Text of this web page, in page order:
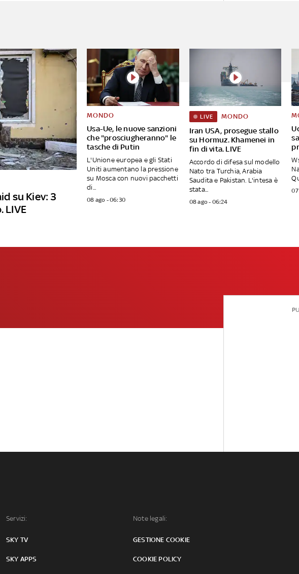
su Kiev: 3
LIVE
Usa-Ue, le nuove sanzioni
che "prosciugheranno" le
tasche di Putin
MONDO
L'Unione europea e gli Stati
Uniti aumentano la pressione
su Mosca con nuovi pacchetti
di...
08 ago - 06:30
Iran USA, prosegue stallo
su Hormuz. Khamenei in
fin di vita. LIVE
LIVE MONDO
Accordo di difesa sul modello
Nato tra Turchia, Arabia
Saudita e Pakistan. L'intesa è
stata...
08 ago - 06:24
07
Servizi:
SKY TV
SKY APPS
Note legali:
GESTIONE COOKIE
COOKIE POLICY